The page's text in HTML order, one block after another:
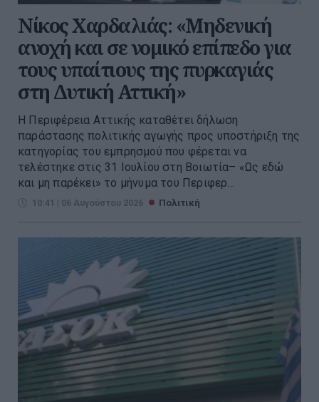
Νίκος Χαρδαλιάς: «Μηδενική
ανοχή και σε νομικό επίπεδο για
τους υπαίτιους της πυρκαγιάς
στη Δυτική Αττική»
Η Περιφέρεια Αττικής καταθέτει δήλωση
παράστασης πολιτικής αγωγής προς υποστήριξη της
κατηγορίας του εμπρησμού που φέρεται να
τελέστηκε στις 31 Ιουλίου στη Βοιωτία– «Ως εδώ
και μη παρέκει» το μήνυμα του Περιφερ...
10:41 | 06 Αυγούστου 2026 Πολιτική